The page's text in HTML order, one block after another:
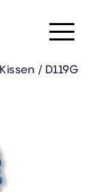
Kissen / D119G